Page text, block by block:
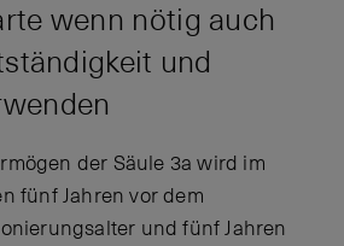
wenn nötig auch
und
der Säule 3a wird im
fünf Jahren vor dem
und fünf Jahren